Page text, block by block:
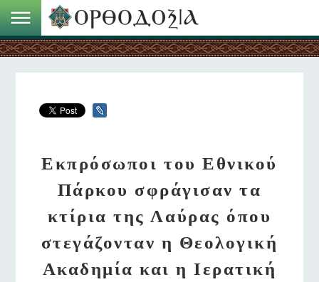
Εκπρόσωποι του Εθνικού
Πάρκου σφράγισαν τα
κτίρια της Λαύρας όπου
στεγάζονταν η Θεολογική
Ακαδημία και η Ιερατική